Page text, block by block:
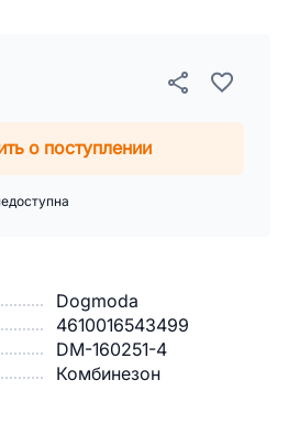
Dogmoda
4610016543499
DM-160251-4
Комбинезон
о поступлении